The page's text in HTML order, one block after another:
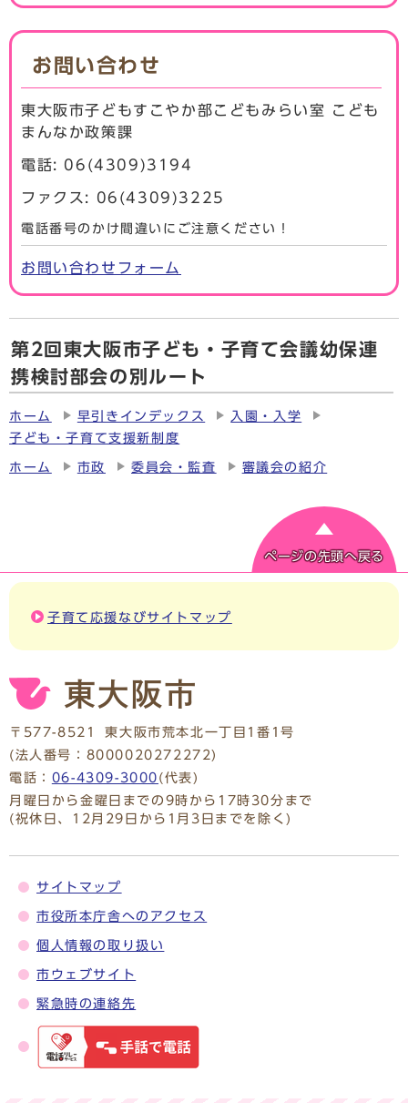
お問い合わせ
東大阪市子どもすこやか部こどもみらい室 こども
まんなか政策課
電話: 06(4309)3194
ファクス: 06(4309)3225
電話番号のかけ間違いにご注意ください！
お問い合わせフォーム
第2回東大阪市子ども・子育て会議幼保連
携検討部会の別ルート
ホーム 早引きインデックス
入園・入学
子ども・子育て支援新制度
ホーム 市政 委員会・監査 審議会の紹介
ページの先頭へ戻る
子育て応援なびサイトマップ
〒577-8521
東大阪市荒本北一丁目1番1号
(法人番号：8000020272272)
電話： 06-4309-3000 (代表)
月曜日から金曜日までの9時から17時30分まで
(祝休日、12月29日から1月3日までを除く)
サイトマップ
市役所本庁舎へのアクセス
個人情報の取り扱い
市ウェブサイト
緊急時の連絡先